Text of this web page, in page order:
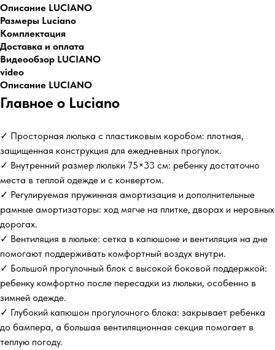
Описание LUCIANO
Размеры Luciano
Комплектация
Доставка и оплата
Видеообзор LUCIANO
video
Описание LUCIANO
Главное о Luciano
✓ Просторная люлька с пластиковым коробом: плотная,
защищенная конструкция для ежедневных прогулок.
✓ Внутренний размер люльки 75×33 см: ребенку достаточно
места в теплой одежде и с конвертом.
✓ Регулируемая пружинная амортизация и дополнительные
рамные амортизаторы: ход мягче на плитке, дворах и неровных
дорогах.
✓ Вентиляция в люльке: сетка в капюшоне и вентиляция на дне
помогают поддерживать комфортный воздух внутри.
✓ Большой прогулочный блок с высокой боковой поддержкой:
ребенку комфортно после пересадки из люльки, особенно в
зимней одежде.
✓ Глубокий капюшон прогулочного блока: закрывает ребенка
до бампера, а большая вентиляционная секция помогает в
теплую погоду.